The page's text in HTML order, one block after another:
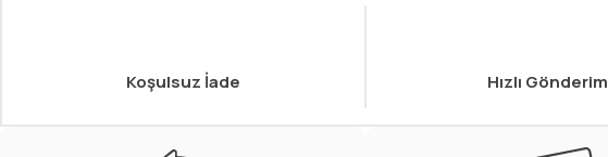
Koşulsuz İade Hızlı Gönderim